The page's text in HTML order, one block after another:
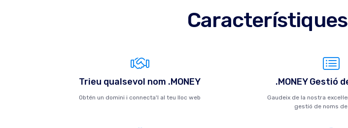
Trieu qualsevol nom .MONEY
Obtén un domini i connecta'l al teu lloc web
.MONEY Gestió
Gaudeix de la nostra
gestió de noms